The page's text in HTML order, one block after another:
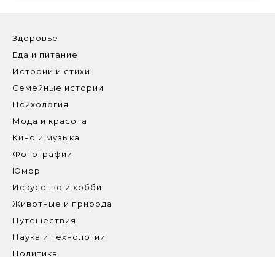
Здоровье
Еда и питание
Истории и стихи
Семейные истории
Психология
Мода и красота
Кино и музыка
Фотографии
Юмор
Искусство и хобби
Животные и природа
Путешествия
Наука и технологии
Политика